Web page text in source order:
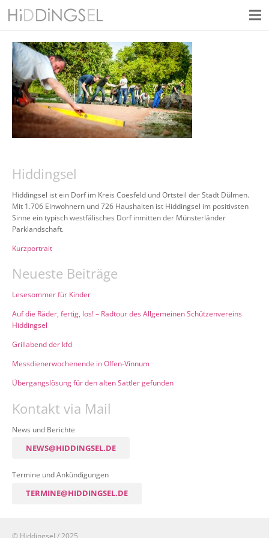
Hiddingsel
Hiddingsel ist ein Dorf im Kreis Coesfeld und Ortsteil der Stadt Dülmen.
Mit 1.706 Einwohnern und 726 Haushalten ist Hiddingsel im positivsten
Sinne ein typisch westfälisches Dorf inmitten der Münsterländer
Parklandschaft.
Kurzportrait
Neueste Beiträge
Lesesommer für Kinder
Auf die Räder, fertig, los! – Radtour des Allgemeinen Schützenvereins
Hiddingsel
Grillabend der kfd
Messdienerwochenende in Olfen-Vinnum
Übergangslösung für den alten Sattler gefunden
Kontakt via Mail
News und Berichte
NEWS@HIDDINGSEL.DE
Termine und Ankündigungen
TERMINE@HIDDINGSEL.DE
© Hiddingsel / 2025